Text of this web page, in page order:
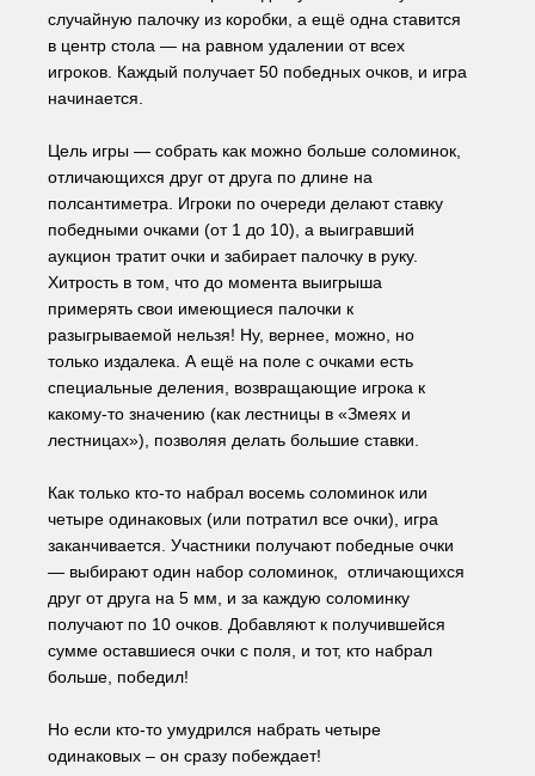
случайную палочку из коробки, а ещё одна ставится
в центр стола — на равном удалении от всех
игроков. Каждый получает 50 победных очков, и игра
начинается.
Цель игры — собрать как можно больше соломинок,
отличающихся друг от друга по длине на
полсантиметра. Игроки по очереди делают ставку
победными очками (от 1 до 10), а выигравший
аукцион тратит очки и забирает палочку в руку.
Хитрость в том, что до момента выигрыша
примерять свои имеющиеся палочки к
разыгрываемой нельзя! Ну, вернее, можно, но
только издалека. А ещё на поле с очками есть
специальные деления, возвращающие игрока к
какому-то значению (как лестницы в «Змеях и
лестницах»), позволяя делать большие ставки.
Как только кто-то набрал восемь соломинок или
четыре одинаковых (или потратил все очки), игра
заканчивается. Участники получают победные очки
— выбирают один набор соломинок,  отличающихся
друг от друга на 5 мм, и за каждую соломинку
получают по 10 очков. Добавляют к получившейся
сумме оставшиеся очки с поля, и тот, кто набрал
больше, победил!
Но если кто-то умудрился набрать четыре
одинаковых – он сразу побеждает!